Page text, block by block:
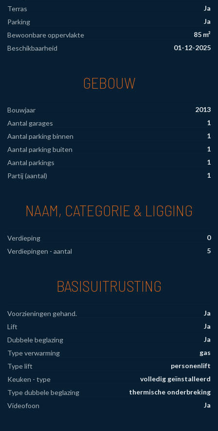
Terras
Ja
Parking
Ja
Bewoonbare oppervlakte
85 m²
Beschikbaarheid
01-12-2025
GEBOUW
Bouwjaar
2013
Aantal garages
1
Aantal parking binnen
1
Aantal parking buiten
1
Aantal parkings
1
Partij (aantal)
1
NAAM, CATEGORIE & LIGGING
Verdieping
0
Verdiepingen - aantal
5
BASISUITRUSTING
Voorzieningen gehand.
Ja
Lift
Ja
Dubbele beglazing
Ja
Type verwarming
gas
Type lift
personenlift
Keuken - type
volledig geïnstalleerd
Type dubbele beglazing
thermische onderbreking
Videofoon
Ja